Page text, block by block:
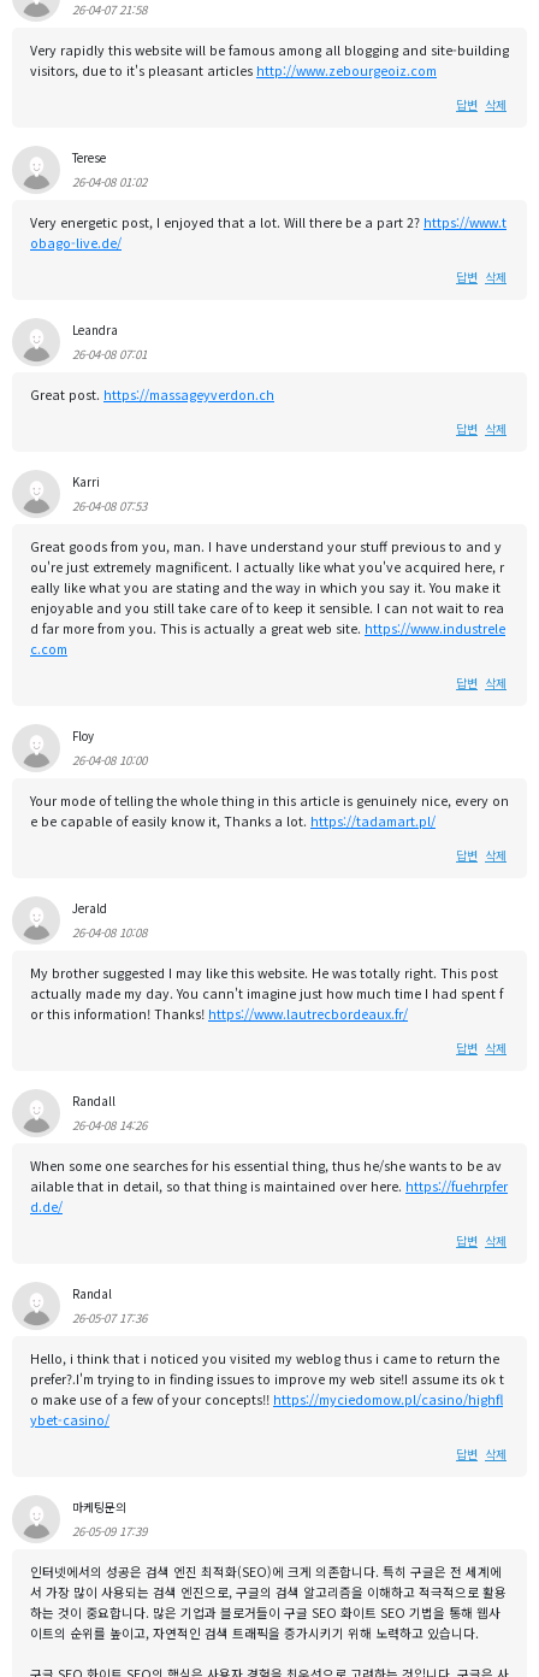
26-04-07 21:58
Very rapidly this website will be famous among all blogging and site-building
visitors, due to it's pleasant articles http://www.zebourgeoiz.com
답변 삭제
Terese
26-04-08 01:02
Very energetic post, I enjoyed that a lot. Will there be a part 2? https://www.t
obago-live.de/
답변 삭제
Leandra
26-04-08 07:01
Great post. https://massageyverdon.ch
답변 삭제
Karri
26-04-08 07:53
Great goods from you, man. I have understand your stuff previous to and y
ou're just extremely magnificent. I actually like what you've acquired here, r
eally like what you are stating and the way in which you say it. You make it
enjoyable and you still take care of to keep it sensible. I can not wait to rea
d far more from you. This is actually a great web site. https://www.industrele
c.com
답변 삭제
Floy
26-04-08 10:00
Your mode of telling the whole thing in this article is genuinely nice, every on
e be capable of easily know it, Thanks a lot. https://tadamart.pl/
답변 삭제
Jerald
26-04-08 10:08
My brother suggested I may like this website. He was totally right. This post
actually made my day. You cann't imagine just how much time I had spent f
or this information! Thanks! https://www.lautrecbordeaux.fr/
답변 삭제
Randall
26-04-08 14:26
When some one searches for his essential thing, thus he/she wants to be av
ailable that in detail, so that thing is maintained over here. https://fuehrpfer
d.de/
답변 삭제
Randal
26-05-07 17:36
Hello, i think that i noticed you visited my weblog thus i came to return the
prefer?.I'm trying to in finding issues to improve my web site!I assume its ok t
o make use of a few of your concepts!! https://myciedomow.pl/casino/highfl
ybet-casino/
답변 삭제
마케팅문의
26-05-09 17:39
인터넷에서의 성공은 검색 엔진 최적화(SEO)에 크게 의존합니다. 특히 구글은 전 세계에
서 가장 많이 사용되는 검색 엔진으로, 구글의 검색 알고리즘을 이해하고 적극적으로 활용
하는 것이 중요합니다. 많은 기업과 블로거들이 구글 SEO 화이트 SEO 기법을 통해 웹사
이트의 순위를 높이고, 자연적인 검색 트래픽을 증가시키기 위해 노력하고 있습니다.